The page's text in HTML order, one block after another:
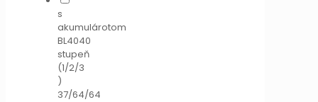
s
akumulárotom
BL4040
stupeň
(1/2/3
)
37/64/64